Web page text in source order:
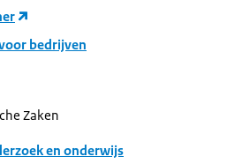
bedrijven
Zaken
en onderwijs